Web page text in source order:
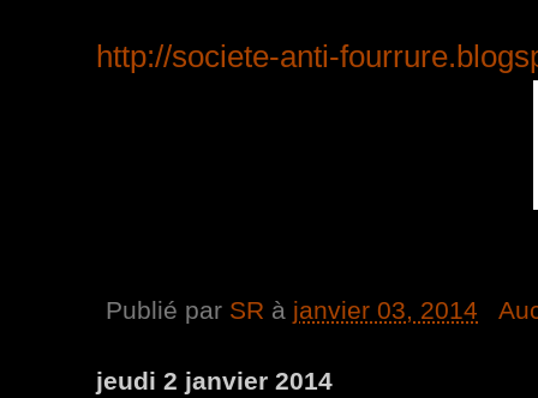
http://societe-anti-fourrure.blogs
Publié par SR à janvier 03, 2014
jeudi 2 janvier 2014